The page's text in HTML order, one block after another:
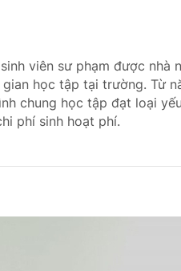
viên sư phạm được nhà
học tập tại trường. Từ
chung học tập đạt loại
phí sinh hoạt phí.